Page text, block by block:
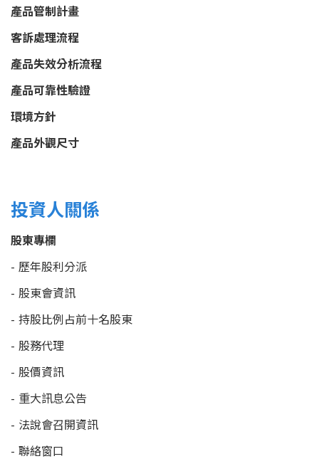
產品管制計畫
客訴處理流程
產品失效分析流程
產品可靠性驗證
環境方針
產品外觀尺寸
投資人關係
股東專欄
歷年股利分派
股東會資訊
持股比例占前十名股東
股務代理
股價資訊
重大訊息公告
法說會召開資訊
聯絡窗口